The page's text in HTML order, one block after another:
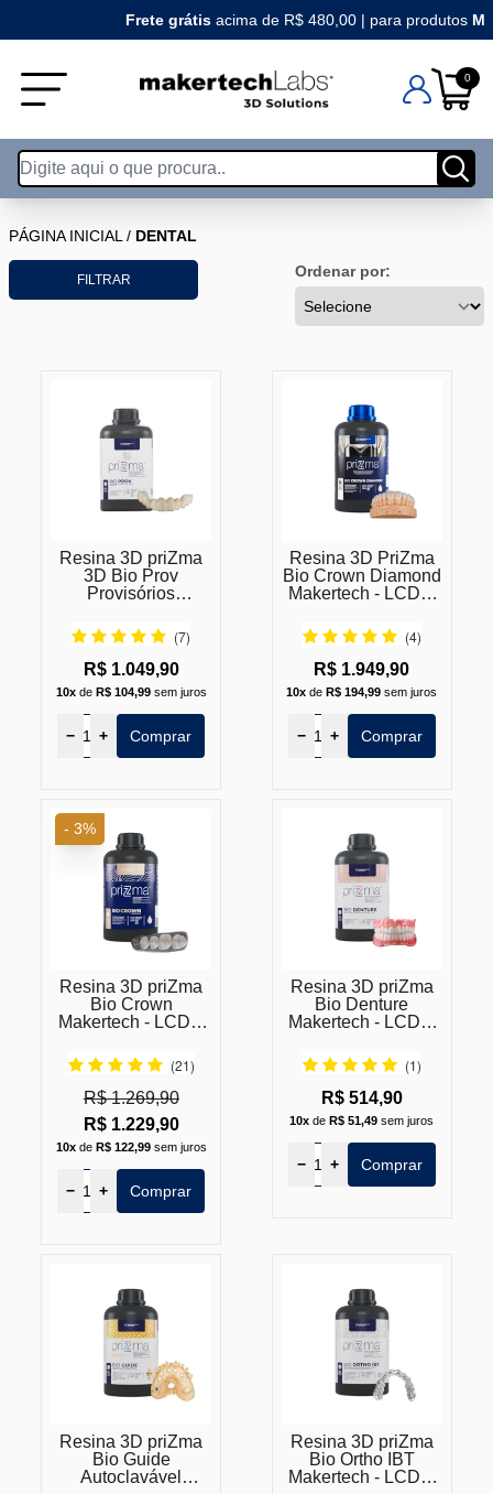
Frete grátisacima de R$ 480,00 | para produtos
0
PÁGINA INICIAL / DENTAL
FILTRAR Ordenar por:
Resina 3D priZma
3D Bio Prov
Provisórios
DLP
(7)
R$ 1.049,90
10xde R$ 104,99sem juros
− + Comprar
Resina 3D PriZma
Bio Crown Diamond
Makertech - LCD e
(4)
R$ 1.949,90
10x deR$ 194,99 sem juros
− + Comprar
Resina 3D priZma
Bio Crown
Makertech - LCD e
(21)
R$ 1.269,90
R$ 1.229,90
10xde R$ 122,99sem juros
- 3%
− + Comprar
Resina 3D priZma
Bio Denture
Makertech - LCD e
(1)
R$ 514,90
10x deR$ 51,49 sem juros
− + Comprar
Resina 3D priZma
Bio Guide
Autoclavável
Resina 3D priZma
Bio Ortho IBT
Makertech - LCD e